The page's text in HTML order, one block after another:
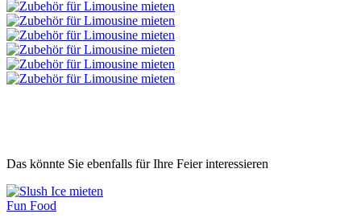
Das könnte Sie ebenfalls für Ihre Feier interessieren
Fun Food